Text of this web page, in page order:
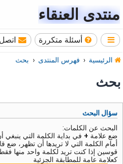
منتدى العنقاء
أسئلة متكررة اتصل
الرئيسية فهرس المنتدى بحث
بحث
سؤال البحث
البحث عن الكلمات:
ضع علامة + في بداية الكلمة التي ينبغي
أمام الكلمة التي لا تريدها أن تظهر، ضع
قوسين إذا كنت تريد لكلمة واحد منها
كعلامة عامة للمطابقة الجزئية